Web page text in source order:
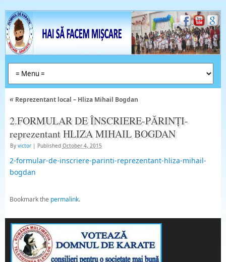
«Reprezentant local – Hliza Mihail Bogdan
2.FORMULAR DE ÎNSCRIERE-PĂRINȚI-
reprezentant HLIZA MIHAIL BOGDAN
By victor | Published October 4, 2015
2-formular-de-inscriere-parinti-reprezentant-hliza-mihail-
bogdan
Bookmark the permalink.